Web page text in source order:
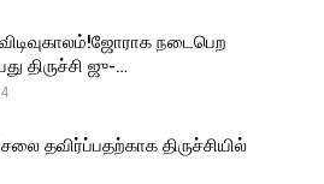
நடைபெற
திருச்சி ஜு-…
தவிர்ப்பதற்காக திருச்சியில்